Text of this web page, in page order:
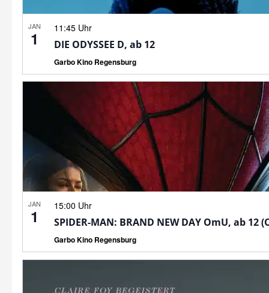
JAN
1
11:45 Uhr
DIE ODYSSEE D, ab 12
Garbo Kino Regensburg
JAN
1
15:00 Uhr
SPIDER-MAN: BRAND NEW DAY OmU, ab 12
Garbo Kino Regensburg